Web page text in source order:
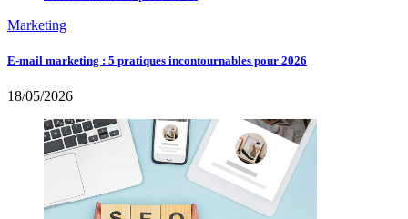
Marketing
E-mail marketing : 5 pratiques incontournables pour 2026
18/05/2026